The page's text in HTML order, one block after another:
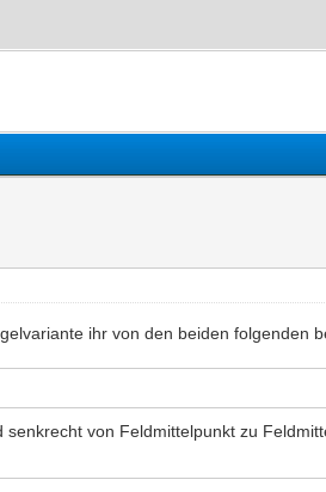
ihr von den beiden folgenden
von Feldmittelpunkt zu